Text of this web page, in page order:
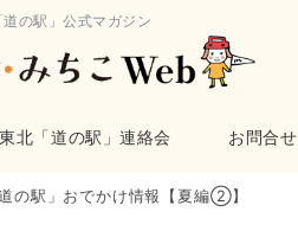
道の駅」公式マガジン
東北「道の駅」連絡会 お問合せ
の駅」おでかけ情報【夏編②】